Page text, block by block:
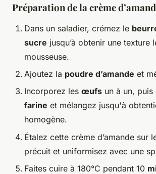
Préparation de la crème
Dans un saladier, crémez le
sucre jusqu’à obtenir une texture
mousseuse.
Ajoutez la poudre d’amande et
Incorporez les œufs un à un, puis
farine et mélangez jusqu'à
homogène.
Étalez cette crème d’amande sur
précuit et uniformisez avec une
Faites cuire à 180°C pendant 10